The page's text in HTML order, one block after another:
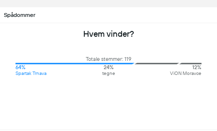
Spådommer
Hvem vinder?
Totale stemmer: 119
64%
Spartak Trnava
24%
tegne
12%
ViON Moravce